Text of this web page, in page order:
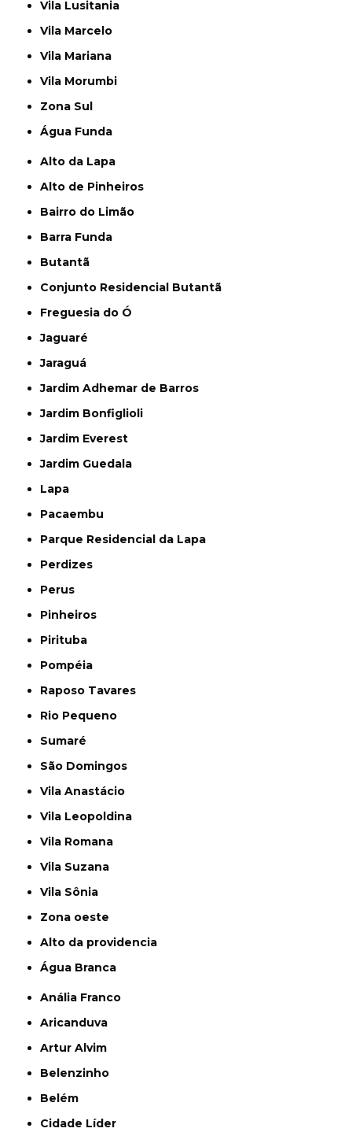
Vila Lusitania
Vila Marcelo
Vila Mariana
Vila Morumbi
Zona Sul
Água Funda
Alto da Lapa
Alto de Pinheiros
Bairro do Limão
Barra Funda
Butantã
Conjunto Residencial Butantã
Freguesia do Ó
Jaguaré
Jaraguá
Jardim Adhemar de Barros
Jardim Bonfiglioli
Jardim Everest
Jardim Guedala
Lapa
Pacaembu
Parque Residencial da Lapa
Perdizes
Perus
Pinheiros
Pirituba
Pompéia
Raposo Tavares
Rio Pequeno
Sumaré
São Domingos
Vila Anastácio
Vila Leopoldina
Vila Romana
Vila Suzana
Vila Sônia
Zona oeste
alto da providencia
Água Branca
Anália Franco
Aricanduva
Artur Alvim
Belenzinho
Belém
Cidade Líder